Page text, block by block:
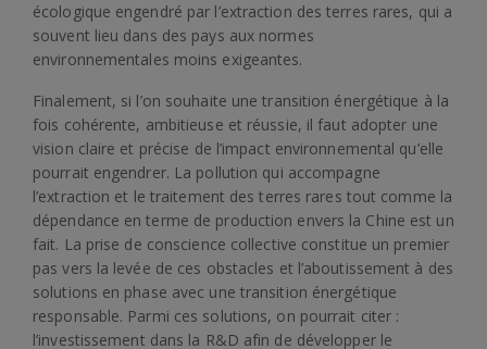
écologique engendré par l’extraction des terres rares, qui a
souvent lieu dans des pays aux normes
environnementales moins exigeantes.
Finalement, si l’on souhaite une transition énergétique à la
fois cohérente, ambitieuse et réussie, il faut adopter une
vision claire et précise de l’impact environnemental qu’elle
pourrait engendrer. La pollution qui accompagne
l’extraction et le traitement des terres rares tout comme la
dépendance en terme de production envers la Chine est un
fait. La prise de conscience collective constitue un premier
pas vers la levée de ces obstacles et l’aboutissement à des
solutions en phase avec une transition énergétique
responsable. Parmi ces solutions, on pourrait citer :
l’investissement dans la R&D afin de développer le